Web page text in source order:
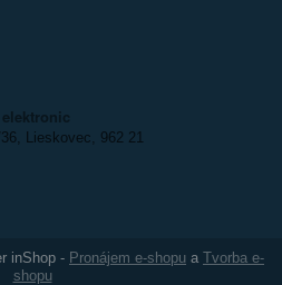
Lieskovec, 962 21
inShop - Pronájem e-shopu a Tvorba e-
shopu